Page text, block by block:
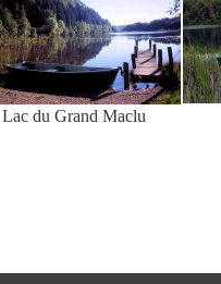
Lac du Grand Maclu